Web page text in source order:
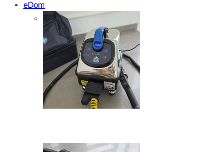
Isprobali smo: SparkShare BoxEV –
funkcionalnost i jednostavnost
Zašto dolazi do kristalizacije AdBlue
eDom